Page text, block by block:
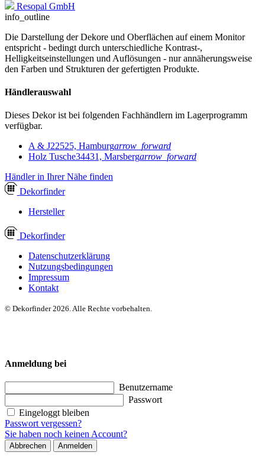
Resopal GmbH
info_outline
Die Darstellung der Dekore und Oberflächen auf einem Monitor
entspricht - bedingt durch unterschiedliche Kontrast-,
Helligkeitseinstellungen und Auflösungen - nur annäherungsweise
den Farben und Strukturen der gefertigten Produkte.
Händlerauswahl
Dieses Dekor ist bei folgenden Fachhändlern im Lagerprogramm
verfügbar.
A & J22525, Hamburgarrow_forward
Holz Tusche34431, Marsbergarrow_forward
Händler in Ihrer Nähe finden
Dekorfinder
Hersteller
Dekorfinder
Datenschutzerklärung
Nutzungsbedingungen
Impressum
Kontakt
© Dekorfinder 2026. Alle Rechte vorbehalten.
Anmeldung bei
Benutzername
Passwort
Eingeloggt bleiben
Passwort vergessen?
Sie haben noch keinen Account?
Abbrechen Anmelden